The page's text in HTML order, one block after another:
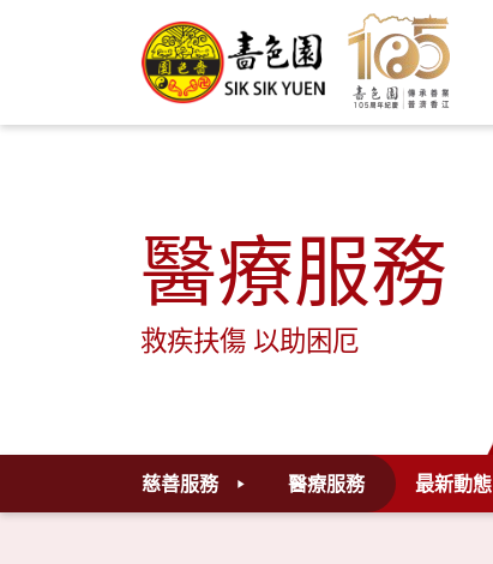
醫療服務
救疾扶傷 以助困厄
慈善服務 醫療服務 最新動態